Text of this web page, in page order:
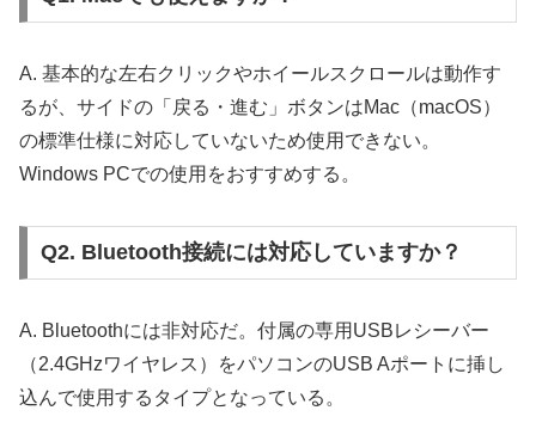
A. 基本的な左右クリックやホイールスクロールは動作す
るが、サイドの「戻る・進む」ボタンはMac（macOS）
の標準仕様に対応していないため使用できない。
Windows PCでの使用をおすすめする。
Q2. Bluetooth接続には対応していますか？
A. Bluetoothには非対応だ。付属の専用USBレシーバー
（2.4GHzワイヤレス）をパソコンのUSB Aポートに挿し
込んで使用するタイプとなっている。